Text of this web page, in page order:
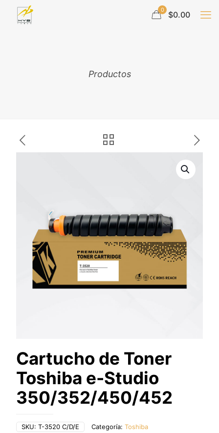
0 $0.00
Productos
Cartucho de Toner
Toshiba e-Studio
350/352/450/452
SKU: T-3520 C/D/E Categoría: Toshiba